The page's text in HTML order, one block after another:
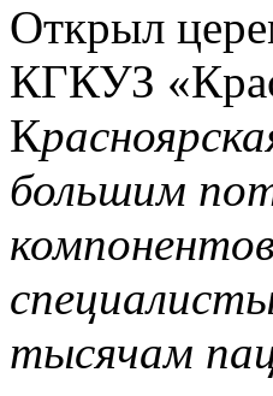
Открыл
КГКУЗ
К
большим
тысячам